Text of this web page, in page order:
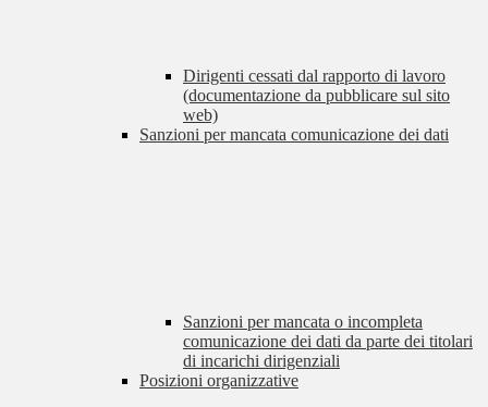
Dirigenti cessati dal rapporto di lavoro
(documentazione da pubblicare sul sito
web)
Sanzioni per mancata comunicazione dei dati
Sanzioni per mancata o incompleta
comunicazione dei dati da parte dei titolari
di incarichi dirigenziali
Posizioni organizzative